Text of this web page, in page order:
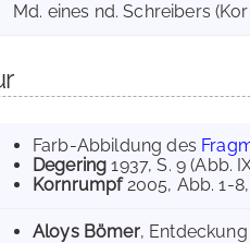
Md. eines nd. Schreibers
Farb-Abbildung des
Degering 1937, S. 9 (Abb.
Kornrumpf2005, Abb. 1-
Aloys Bömer,